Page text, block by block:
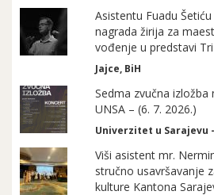
Asistentu Fuadu
nagrada žirija za
vođenje u predstavi
Jajce, BiH
Sedma zvučna
UNSA – (6. 7. 2026.)
Univerzitet u Sarajevu
Viši asistent mr.
stručno usavršavanje
kulture Kantona